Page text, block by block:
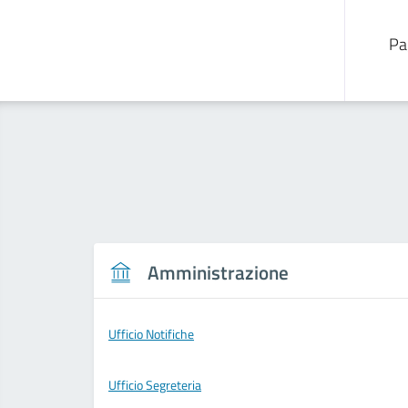
Amministrazione
Ufficio Notifiche
Ufficio Segreteria